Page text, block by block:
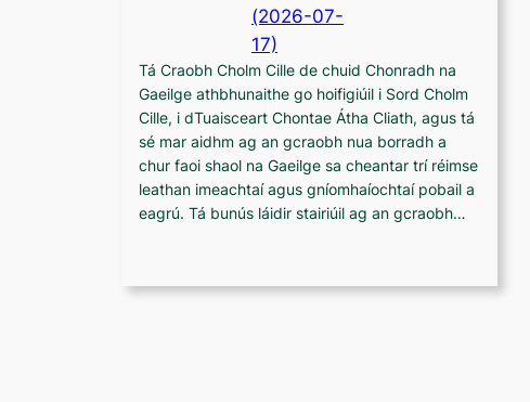
(2026-07-
17)
Tá Craobh Cholm Cille de chuid Chonradh na
Gaeilge athbhunaithe go hoifigiúil i Sord Cholm
Cille, i dTuaisceart Chontae Átha Cliath, agus tá
sé mar aidhm ag an gcraobh nua borradh a
chur faoi shaol na Gaeilge sa cheantar trí réimse
leathan imeachtaí agus gníomhaíochtaí pobail a
eagrú. Tá bunús láidir stairiúil ag an gcraobh…